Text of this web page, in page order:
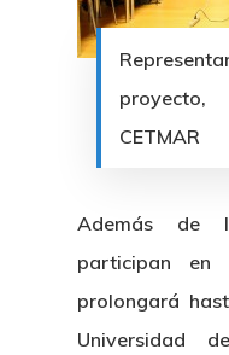
CETMAR
Además de
participan en
prolongará
Universidad